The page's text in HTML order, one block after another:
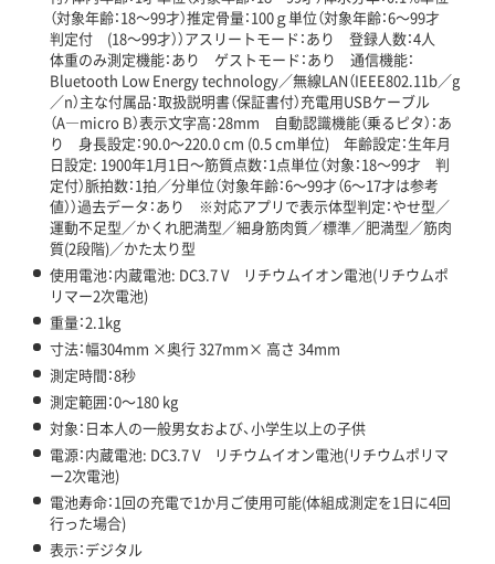
（対象年齢：18～99才）推定骨量：100ｇ単位（対象年齢：6～99才
判定付 (18～99才））アスリートモード：あり 登録人数：4人
体重のみ測定機能：あり ゲストモード：あり 通信機能：
Bluetooth Low Energy technology／無線LAN（IEEE802.11b／g
／n）主な付属品：取扱説明書（保証書付）充電用USBケーブル
（A―micro B）表示文字高：28mm 自動認識機能（乗るピタ）：あ
り 身長設定：90.0～220.0 cm (0.5 cm単位) 年齢設定：生年月
日設定: 1900年1月1日～筋質点数：1点単位（対象：18～99才 判
定付）脈拍数：1拍／分単位（対象年齢：6～99才（6～17才は参考
値））過去データ：あり ※対応アプリで表示体型判定：やせ型／
運動不足型／かくれ肥満型／細身筋肉質／標準／肥満型／筋肉
質(2段階)／かた太り型
使用電池：内蔵電池: DC3.7 V リチウムイオン電池(リチウムポ
リマー2次電池)
重量：2.1kg
寸法：幅304mm ×奥行 327mm× 高さ 34mm
測定時間：8秒
測定範囲：0～180 kg
対象：日本人の一般男女および、小学生以上の子供
電源：内蔵電池: DC3.7 V リチウムイオン電池(リチウムポリマ
ー2次電池)
電池寿命：1回の充電で1か月ご使用可能(体組成測定を1日に4回
行った場合)
表示：デジタル